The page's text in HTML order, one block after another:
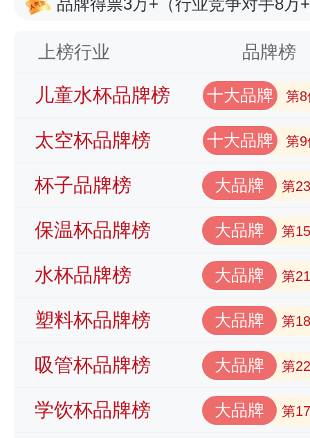
品牌得票3万+ （行业竞争对手8万
上榜行业 品牌榜
儿童水杯品牌榜 十大品牌 第8
太空杯品牌榜 十大品牌 第9
杯子品牌榜 大品牌 第
保温杯品牌榜 大品牌 第
水杯品牌榜 大品牌 第
塑料杯品牌榜 大品牌 第
吸管杯品牌榜 大品牌 第
学饮杯品牌榜 大品牌 第